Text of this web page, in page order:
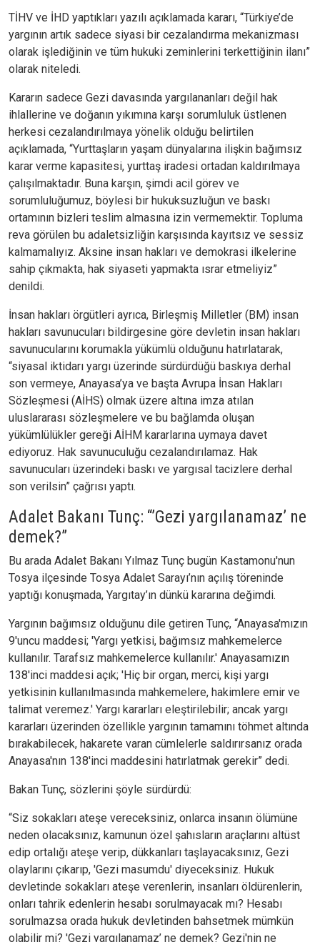
TİHV ve İHD yaptıkları yazılı açıklamada kararı, “Türkiye’de
yargının artık sadece siyasi bir cezalandırma mekanizması
olarak işlediğinin ve tüm hukuki zeminlerini terkettiğinin ilanı”
olarak niteledi.
Kararın sadece Gezi davasında yargılananları değil hak
ihlallerine ve doğanın yıkımına karşı sorumluluk üstlenen
herkesi cezalandırılmaya yönelik olduğu belirtilen
açıklamada, “Yurttaşların yaşam dünyalarına ilişkin bağımsız
karar verme kapasitesi, yurttaş iradesi ortadan kaldırılmaya
çalışılmaktadır. Buna karşın, şimdi acil görev ve
sorumluluğumuz, böylesi bir hukuksuzluğun ve baskı
ortamının bizleri teslim almasına izin vermemektir. Topluma
reva görülen bu adaletsizliğin karşısında kayıtsız ve sessiz
kalmamalıyız. Aksine insan hakları ve demokrasi ilkelerine
sahip çıkmakta, hak siyaseti yapmakta ısrar etmeliyiz”
denildi.
İnsan hakları örgütleri ayrıca, Birleşmiş Milletler (BM) insan
hakları savunucuları bildirgesine göre devletin insan hakları
savunucularını korumakla yükümlü olduğunu hatırlatarak,
“siyasal iktidarı yargı üzerinde sürdürdüğü baskıya derhal
son vermeye, Anayasa’ya ve başta Avrupa İnsan Hakları
Sözleşmesi (AİHS) olmak üzere altına imza atılan
uluslararası sözleşmelere ve bu bağlamda oluşan
yükümlülükler gereği AİHM kararlarına uymaya davet
ediyoruz. Hak savunuculuğu cezalandırılamaz. Hak
savunucuları üzerindeki baskı ve yargısal tacizlere derhal
son verilsin” çağrısı yaptı.
Adalet Bakanı Tunç: “’Gezi yargılanamaz’ ne
demek?”
Bu arada Adalet Bakanı Yılmaz Tunç bugün Kastamonu'nun
Tosya ilçesinde Tosya Adalet Sarayı’nın açılış töreninde
yaptığı konuşmada, Yargıtay’ın dünkü kararına değimdi.
Yargının bağımsız olduğunu dile getiren Tunç, “Anayasa'mızın
9'uncu maddesi; 'Yargı yetkisi, bağımsız mahkemelerce
kullanılır. Tarafsız mahkemelerce kullanılır.' Anayasamızın
138'inci maddesi açık; 'Hiç bir organ, merci, kişi yargı
yetkisinin kullanılmasında mahkemelere, hakimlere emir ve
talimat veremez.' Yargı kararları eleştirilebilir; ancak yargı
kararları üzerinden özellikle yargının tamamını töhmet altında
bırakabilecek, hakarete varan cümlelerle saldırırsanız orada
Anayasa'nın 138'inci maddesini hatırlatmak gerekir” dedi.
Bakan Tunç, sözlerini şöyle sürdürdü:
“Siz sokakları ateşe vereceksiniz, onlarca insanın ölümüne
neden olacaksınız, kamunun özel şahısların araçlarını altüst
edip ortalığı ateşe verip, dükkanları taşlayacaksınız, Gezi
olaylarını çıkarıp, 'Gezi masumdu' diyeceksiniz. Hukuk
devletinde sokakları ateşe verenlerin, insanları öldürenlerin,
onları tahrik edenlerin hesabı sorulmayacak mı? Hesabı
sorulmazsa orada hukuk devletinden bahsetmek mümkün
olabilir mi? 'Gezi yargılanamaz’ ne demek? Gezi'nin ne